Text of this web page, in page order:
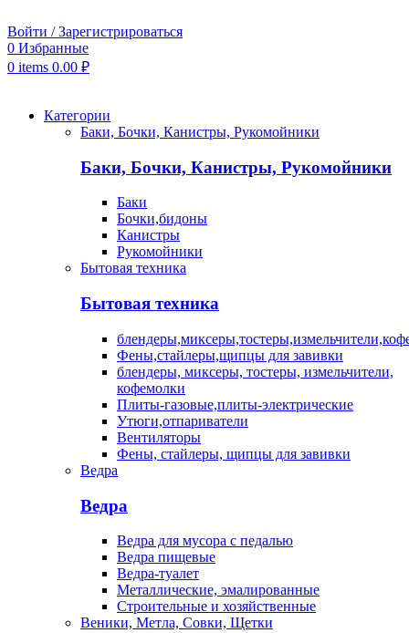
Войти / Зарегистрироваться
0 Избранные
0 items 0.00 ₽
Категории
Баки, Бочки, Канистры, Рукомойники
Баки, Бочки, Канистры, Рукомойники
Баки
Бочки,бидоны
Канистры
Рукомойники
Бытовая техника
Бытовая техника
Фены,стайлеры,щипцы для завивки
блендеры, миксеры, тостеры, измельчители,
кофемолки
Плиты-газовые,плиты-электрические
Утюги,отпариватели
Вентиляторы
Фены, стайлеры, щипцы для завивки
Ведра
Ведра
Ведра для мусора с педалью
Ведра пищевые
Ведра-туалет
Металлические, эмалированные
Строительные и хозяйственные
Веники, Метла, Совки, Щетки